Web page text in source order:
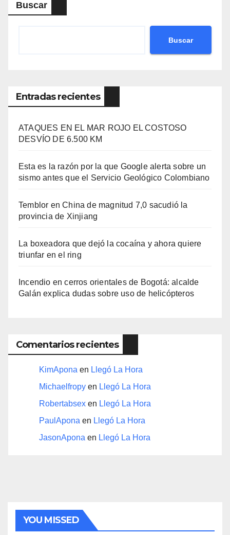
Buscar
Buscar
Entradas recientes
ATAQUES EN EL MAR ROJO EL COSTOSO
DESVÍO DE 6.500 KM
Esta es la razón por la que Google alerta sobre un
sismo antes que el Servicio Geológico Colombiano
Temblor en China de magnitud 7,0 sacudió la
provincia de Xinjiang
La boxeadora que dejó la cocaína y ahora quiere
triunfar en el ring​
Incendio en cerros orientales de Bogotá: alcalde
Galán explica dudas sobre uso de helicópteros
Comentarios recientes
KimApona en Llegó La Hora
Michaelfropy en Llegó La Hora
Robertabsex en Llegó La Hora
PaulApona en Llegó La Hora
JasonApona en Llegó La Hora
YOU MISSED